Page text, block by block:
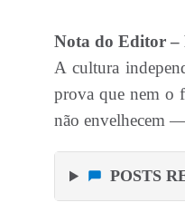
Nota do Editor –
A cultura
prova que nem o
não envelhecem
POSTS